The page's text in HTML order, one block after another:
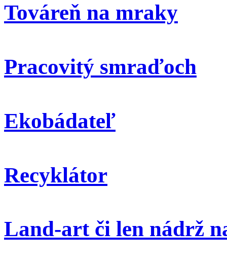
Továreň na mraky
Pracovitý smraďoch
Ekobádateľ
Recyklátor
Land-art či len nádrž